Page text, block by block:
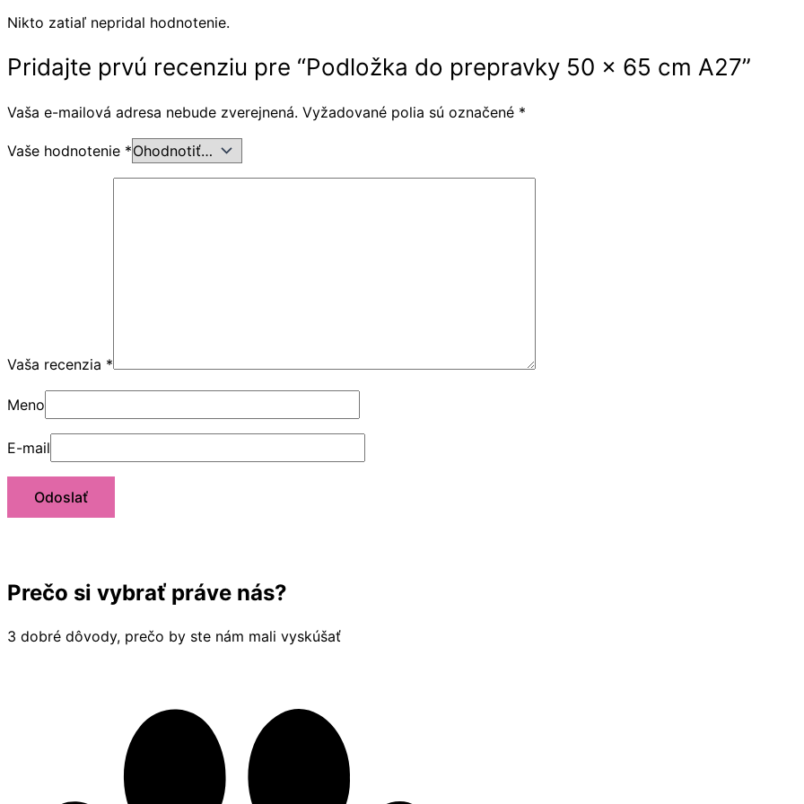
Nikto zatiaľ nepridal hodnotenie.
Pridajte prvú recenziu pre “Podložka do prepravky 50 x 65 cm A27”
Vaša e-mailová adresa nebude zverejnená. Vyžadované polia sú označené *
Vaše hodnotenie *
Vaša recenzia *
Meno
E-mail
Prečo si vybrať práve nás?
3 dobré dôvody, prečo by ste nám mali vyskúšať